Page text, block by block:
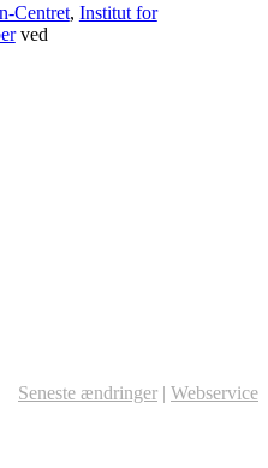
Centret, Institut for
ved
Seneste ændringer | Webservice